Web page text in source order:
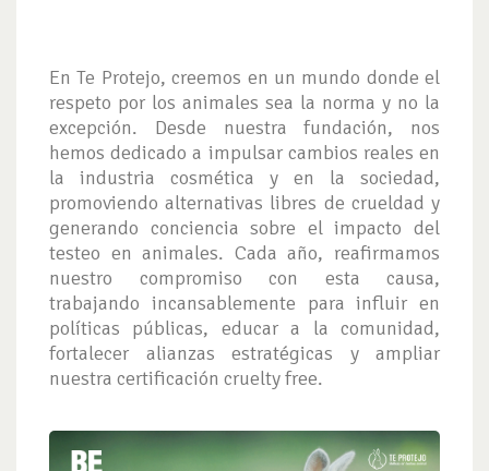
En Te Protejo, creemos en un mundo donde el
respeto por los animales sea la norma y no la
excepción. Desde nuestra fundación, nos
hemos dedicado a impulsar cambios reales en
la industria cosmética y en la sociedad,
promoviendo alternativas libres de crueldad y
generando conciencia sobre el impacto del
testeo en animales. Cada año, reafirmamos
nuestro compromiso con esta causa,
trabajando incansablemente para influir en
políticas públicas, educar a la comunidad,
fortalecer alianzas estratégicas y ampliar
nuestra certificación cruelty free.